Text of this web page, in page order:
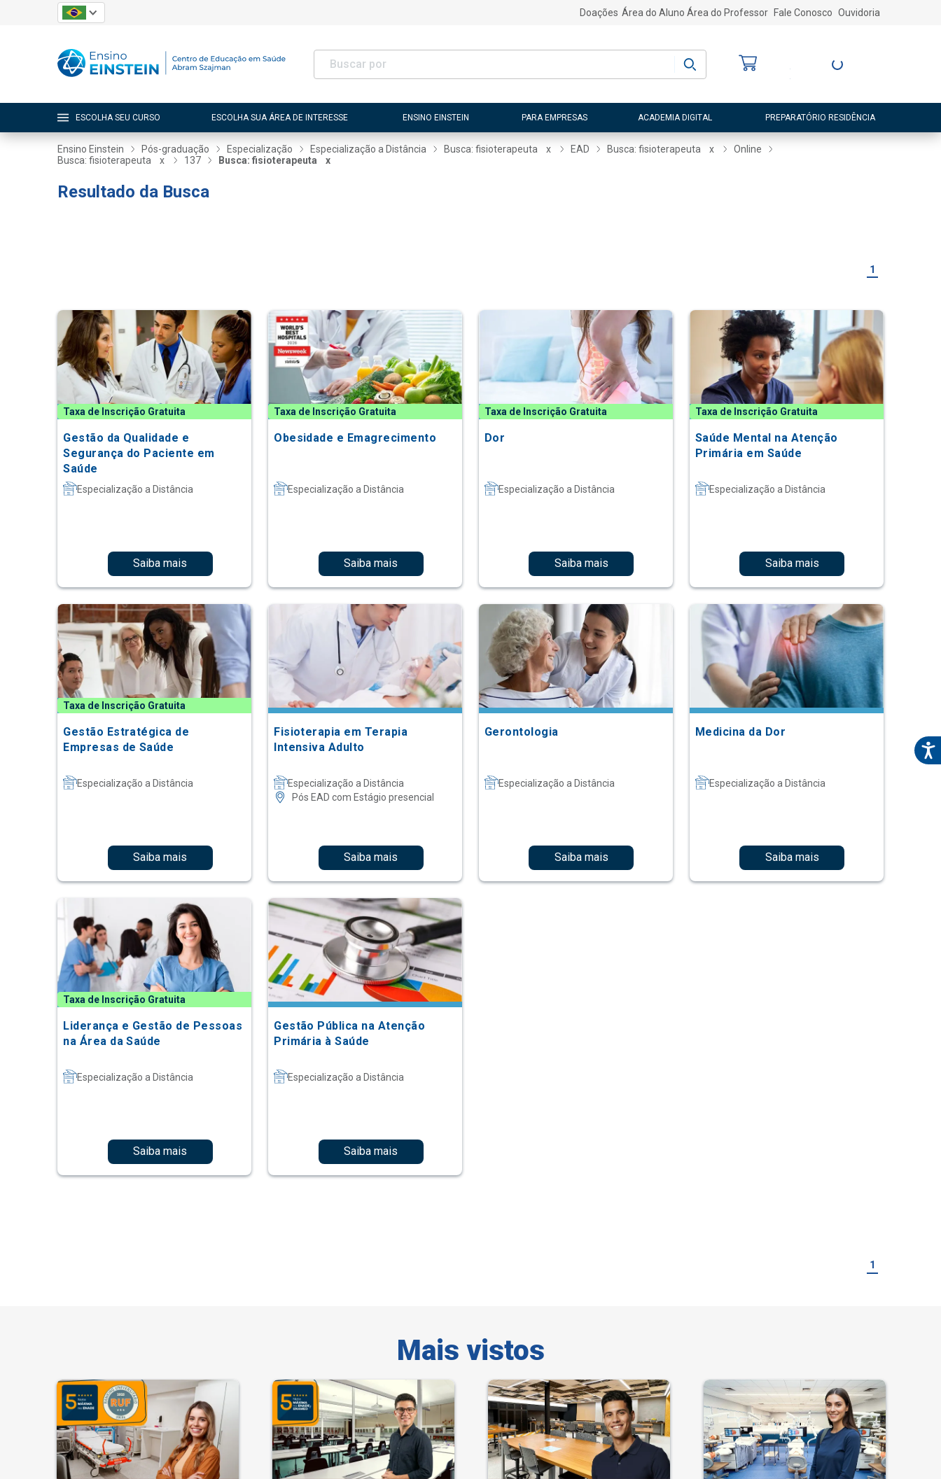
Doações Área do Aluno Área do Professor Fale Conosco Ouvidoria
Entre ou Cadastre-
ESCOLHA SEU CURSO ESCOLHA SUA ÁREA DE INTERESSE ENSINO EINSTEIN PARA EMPRESAS ACADEMIA DIGITAL PREPARATÓRIO RESIDÊNCIA
Ensino Einstein Pós-graduação Especialização Especialização a Distância Busca: fisioterapeuta x EAD Busca: fisioterapeuta x
Online
Busca: fisioterapeuta
x 137 Busca: fisioterapeuta x
Resultado da Busca
1
Taxa de Inscrição Gratuita
Gestão da Qualidade e
Segurança do Paciente em
Saúde
Especialização a Distância
Saiba mais
Taxa de Inscrição Gratuita
Obesidade e Emagrecimento
Especialização a Distância
Saiba mais
Taxa de Inscrição Gratuita
Dor
Especialização a Distância
Saiba mais
Taxa de Inscrição Gratuita
Saúde Mental na Atenção
Primária em Saúde
Especialização a Distância
Saiba mais
Taxa de Inscrição Gratuita
Gestão Estratégica de
Empresas de Saúde
Especialização a Distância
Saiba mais
Fisioterapia em Terapia
Intensiva Adulto
Especialização a Distância
Pós EAD com Estágio presencial
Saiba mais
Gerontologia
Especialização a Distância
Saiba mais
Medicina da Dor
Especialização a Distância
Saiba mais
Taxa de Inscrição Gratuita
Liderança e Gestão de Pessoas
na Área da Saúde
Especialização a Distância
Saiba mais
Gestão Pública na Atenção
Primária à Saúde
Especialização a Distância
Saiba mais
1
Mais vistos